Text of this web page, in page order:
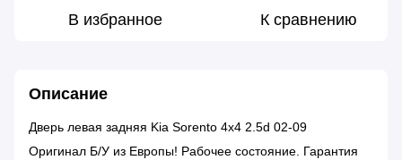
В избранное К сравнению
Описание
Дверь левая задняя Kia Sorento 4x4 2.5d 02-09
Оригинал Б/У из Европы! Рабочее состояние. Гарантия